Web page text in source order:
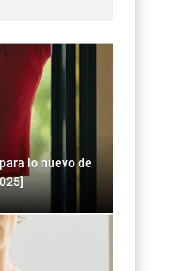
lo nuevo de